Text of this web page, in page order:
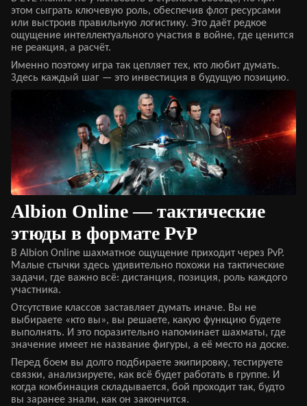
этом сыграть ключевую роль, обеспечив флот ресурсами
или выстроив правильную логистику. Это даёт редкое
ощущение интеллектуального участия в войне, где ценится
не реакция, а расчёт.
Именно поэтому игра так цепляет тех, кто любит думать.
Здесь каждый шаг — это инвестиция в будущую позицию.
Albion Online — тактические
этюды в формате PvP
В Albion Online шахматное ощущение приходит через PvP.
Малые стычки здесь удивительно похожи на тактические
задачи, где важно всё: дистанция, позиция, роль каждого
участника.
Отсутствие классов заставляет думать иначе. Вы не
выбираете «кто вы», вы решаете, какую функцию будете
выполнять. И это поразительно напоминает шахматы, где
значение имеет не название фигуры, а её место на доске.
Перед боем вы долго подбираете экипировку, тестируете
связки, анализируете, как всё будет работать в группе. И
когда комбинация складывается, бой проходит так, будто
вы заранее знали, как он закончится.